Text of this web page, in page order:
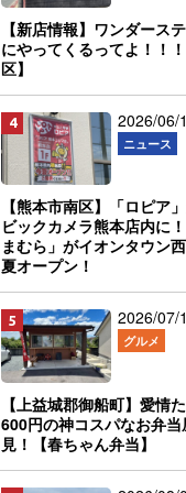
【新店情報】ワンダース
にやってくるってよ！！
区】
2026/06/
ニュース
【熊本市南区】「ロピア
ビックカメラ熊本店内に
まむら」がイオンタウン
夏オープン！
2026/07/
グルメ
【上益城郡御船町】愛情
600円の神コスパなお弁
見！【春ちゃん弁当】